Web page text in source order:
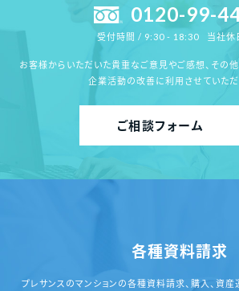
0120-99-
受付時間 / 9:30 - 18:30 当社休
お客様からいただいた貴重なご意見やご感想、その他
企業活動の改善に利用させていただ
ご相談フォーム
各種資料請求
プレサンスのマンションの各種資料請求、 購入、資